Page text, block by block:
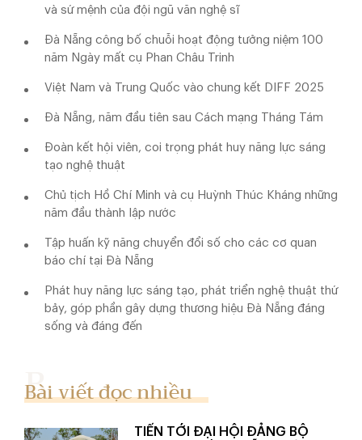
và sứ mệnh của đội ngũ văn nghệ sĩ
Đà Nẵng công bố chuỗi hoạt động tưởng niệm 100
năm Ngày mất cụ Phan Châu Trinh
Việt Nam và Trung Quốc vào chung kết DIFF 2025
Đà Nẵng, năm đầu tiên sau Cách mạng Tháng Tám
Đoàn kết hội viên, coi trọng phát huy năng lực sáng
tạo nghệ thuật
Chủ tịch Hồ Chí Minh và cụ Huỳnh Thúc Kháng những
năm đầu thành lập nước
Tập huấn kỹ năng chuyển đổi số cho các cơ quan
báo chí tại Đà Nẵng
Phát huy năng lực sáng tạo, phát triển nghệ thuật thứ
bảy, góp phần gây dựng thương hiệu Đà Nẵng đáng
sống và đáng đến
Bài viết đọc nhiều
TIẾN TỚI ĐẠI HỘI ĐẢNG BỘ